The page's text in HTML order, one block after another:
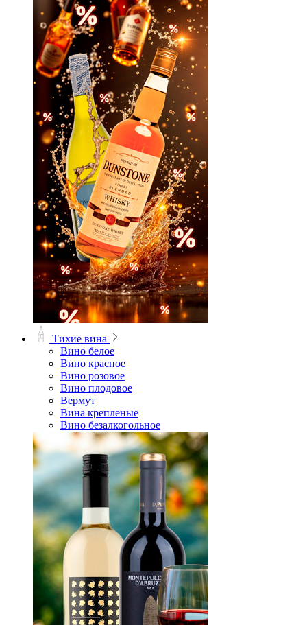
Тихие вина
Вино белое
Вино красное
Вино розовое
Вино плодовое
Вермут
Вина крепленые
Вино безалкогольное